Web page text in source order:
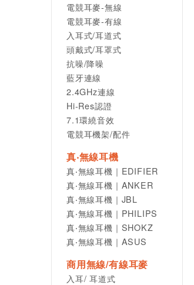
電競耳麥-無線
電競耳麥-有線
入耳式/耳道式
頭戴式/耳罩式
抗噪/降噪
藍牙連線
2.4GHz連線
Hi-Res認證
7.1環繞音效
電競耳機架/配件
真‧無線耳機
真‧無線耳機｜EDIFIER
真‧無線耳機｜ANKER
真‧無線耳機｜JBL
真‧無線耳機｜PHILIPS
真‧無線耳機｜SHOKZ
真‧無線耳機｜ASUS
商用無線/有線耳麥
入耳/ 耳道式